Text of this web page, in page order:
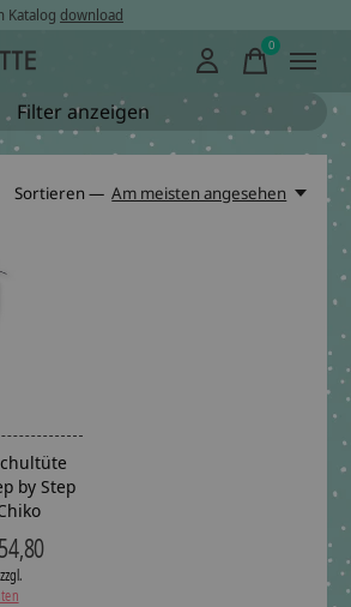
Katalog download
0items
Filter anzeigen
Sortieren — Am meisten angesehen
by Step